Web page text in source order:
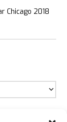
Chicago 2018